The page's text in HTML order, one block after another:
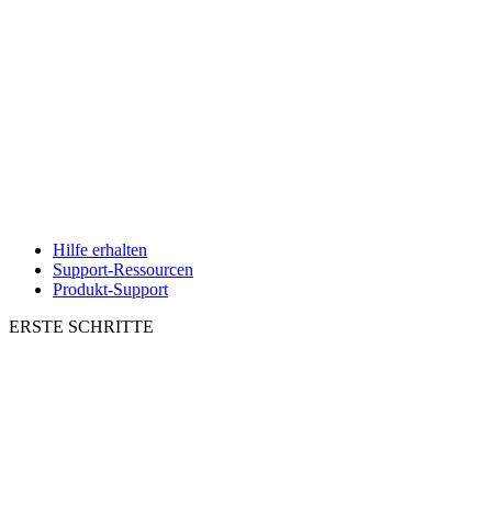
Hilfe erhalten
Support-Ressourcen
Produkt-Support
ERSTE SCHRITTE